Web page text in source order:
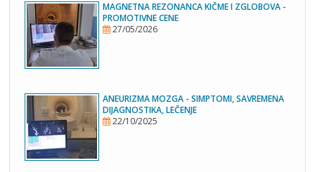
MAGNETNA REZONANCA KIČME I ZGLOBOVA -
PROMOTIVNE CENE
27/05/2026
ANEURIZMA MOZGA - SIMPTOMI, SAVREMENA
DIJAGNOSTIKA, LEČENJE
22/10/2025